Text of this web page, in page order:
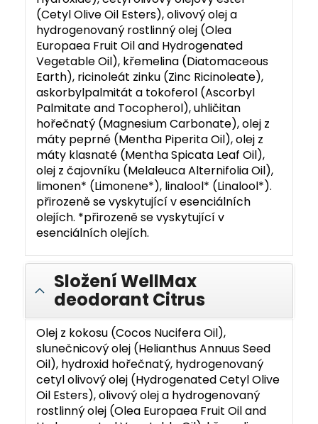
(Cetyl Olive Oil Esters), olivový olej a
hydrogenovaný rostlinný olej (Olea
Europaea Fruit Oil and Hydrogenated
Vegetable Oil), křemelina (Diatomaceous
Earth), ricinoleát zinku (Zinc Ricinoleate),
askorbylpalmitát a tokoferol (Ascorbyl
Palmitate and Tocopherol), uhličitan
hořečnatý (Magnesium Carbonate), olej z
máty peprné (Mentha Piperita Oil), olej z
máty klasnaté (Mentha Spicata Leaf Oil),
olej z čajovníku (Melaleuca Alternifolia Oil),
limonen* (Limonene*), linalool* (Linalool*).
přirozeně se vyskytující v esenciálních
olejích. *přirozeně se vyskytující v
esenciálních olejích.
Složení WellMax
deodorant Citrus
Olej z kokosu (Cocos Nucifera Oil),
slunečnicový olej (Helianthus Annuus Seed
Oil), hydroxid hořečnatý, hydrogenovaný
cetyl olivový olej (Hydrogenated Cetyl Olive
Oil Esters), olivový olej a hydrogenovaný
rostlinný olej (Olea Europaea Fruit Oil and